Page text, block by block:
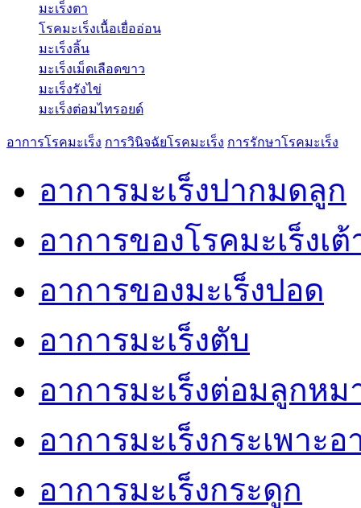
มะเร็งตา
โรคมะเร็งเนื้อเยื่ออ่อน
มะเร็งลิ้น
มะเร็งเม็ดเลือดขาว
มะเร็งรังไข่
มะเร็งต่อมไทรอยด์
อาการโรคมะเร็ง การวินิจฉัยโรคมะเร็ง การรักษาโรคมะเร็ง
อาการมะเร็งปากมดลูก
อาการของโรคมะเร็งเ
อาการของมะเร็งปอด
อาการมะเร็งตับ
อาการมะเร็งต่อมลูกหม
อาการมะเร็งกระเพาะอ
อาการมะเร็งกระดูก